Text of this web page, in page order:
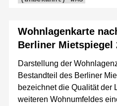
Wohnlagenkarte
Berliner Mietspiegel
Darstellung der
Bestandteil des Berliner
bezeichnet die Qualität der
weiteren Wohnumfeldes